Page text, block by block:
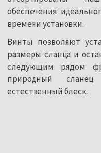
обеспечения
времени установки.
Винты позволяют
размеры сланца и
следующим рядом
природный
естественный блеск.